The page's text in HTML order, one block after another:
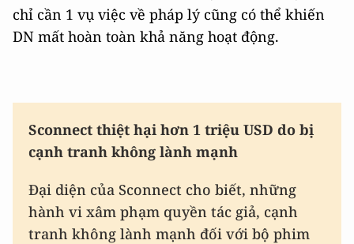
chỉ cần 1 vụ việc về pháp lý cũng có thể khiến
DN mất hoàn toàn khả năng hoạt động.
Sconnect thiệt hại hơn 1 triệu USD do bị
cạnh tranh không lành mạnh
Đại diện của Sconnect cho biết, những
hành vi xâm phạm quyền tác giả, cạnh
tranh không lành mạnh đối với bộ phim